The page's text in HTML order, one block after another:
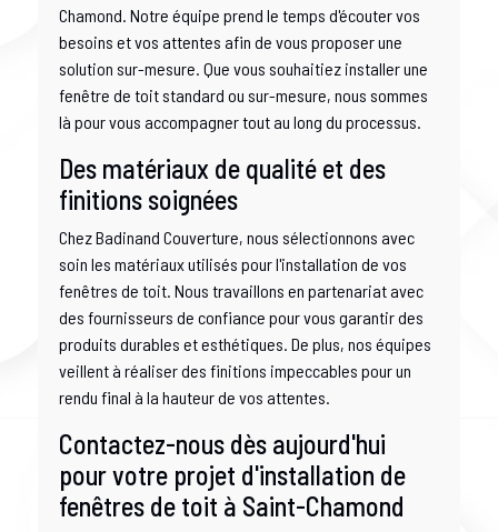
Chamond. Notre équipe prend le temps d'écouter vos
besoins et vos attentes afin de vous proposer une
solution sur-mesure. Que vous souhaitiez installer une
fenêtre de toit standard ou sur-mesure, nous sommes
là pour vous accompagner tout au long du processus.
Des matériaux de qualité et des
finitions soignées
Chez Badinand Couverture, nous sélectionnons avec
soin les matériaux utilisés pour l'installation de vos
fenêtres de toit. Nous travaillons en partenariat avec
des fournisseurs de confiance pour vous garantir des
produits durables et esthétiques. De plus, nos équipes
veillent à réaliser des finitions impeccables pour un
rendu final à la hauteur de vos attentes.
Contactez-nous dès aujourd'hui
pour votre projet d'installation de
fenêtres de toit à Saint-Chamond